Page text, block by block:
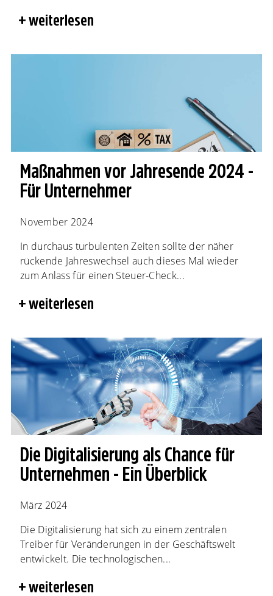
weiterlesen
Maßnahmen vor Jahresende 2024 -
Für Unternehmer
November 2024
In durchaus turbulenten Zeiten sollte der näher
rückende Jahreswechsel auch dieses Mal wieder
zum Anlass für einen Steuer-Check...
weiterlesen
Die Digitalisierung als Chance für
Unternehmen - Ein Überblick
März 2024
Die Digitalisierung hat sich zu einem zentralen
Treiber für Veränderungen in der Geschäftswelt
entwickelt. Die technologischen...
weiterlesen